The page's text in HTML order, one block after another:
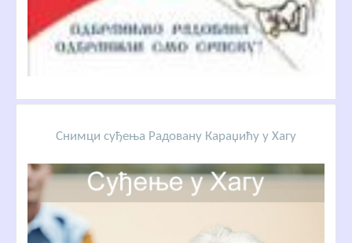
Снимци суђења Радовану Караџићу у Хагу